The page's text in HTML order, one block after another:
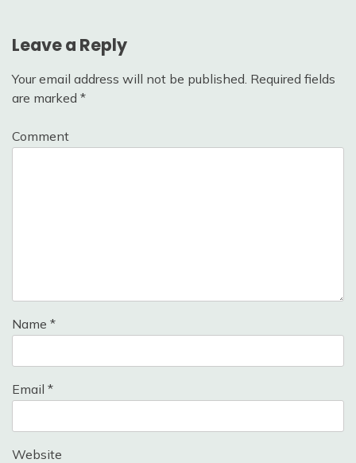
Leave a Reply
Your email address will not be published. Required fields
are marked *
Comment
Name *
Email *
Website